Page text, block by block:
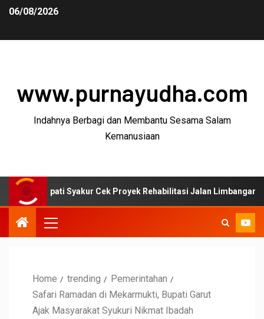
06/08/2026
www.purnayudha.com
Indahnya Berbagi dan Membantu Sesama Salam
Kemanusiaan
Syakur Cek Proyek Rehabilitasi Jalan Limbangan–Selaawi
Home trending
Pemerintahan
Safari Ramadan di Mekarmukti, Bupati Garut
Ajak Masyarakat Syukuri Nikmat Ibadah